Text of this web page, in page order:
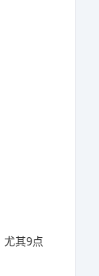
尤其9点